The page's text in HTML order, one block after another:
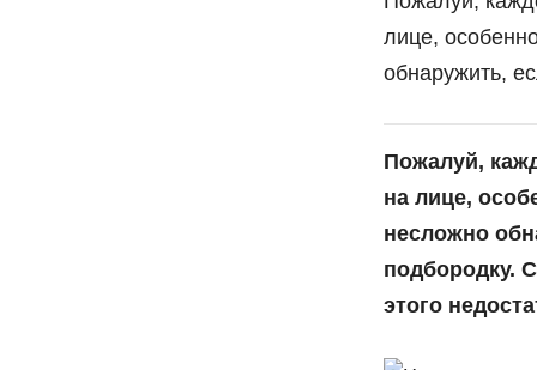
лице,
обнаружить,
Пожалуй,
на лице,
несложно
подбородку.
этого